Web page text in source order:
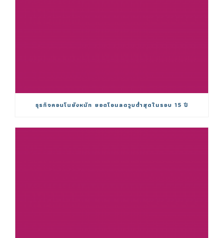
ธุรกิจคอนโนยังหนัก ยอดโอนลดวูบต่ำสุดในรอบ 15 ปี